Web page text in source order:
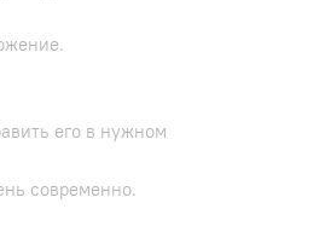
его в нужном
современно.